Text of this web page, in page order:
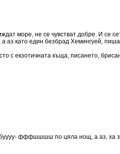
море, не се чувстват добре. И се
аз като един безбрад Хемингуей,
с екзотичната къща, писането,
фффшшшш по цяла нощ, а аз, ха